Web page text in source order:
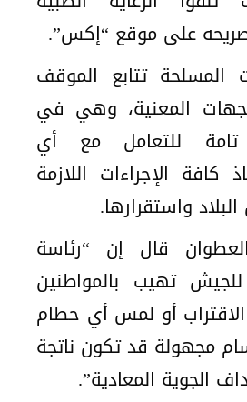
على موقع “إكس”.
المسلحة تتابع الموقف
المعنية، وهي في
تامة للتعامل مع أي
كافة الإجراءات اللازمة
واستقرارها.
قال إن “رئاسة
للجيش تهيب بالمواطنين
أو لمس أي حطام
مجهولة قد تكون ناتجة
الجوية المعادية”.